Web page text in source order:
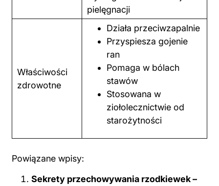
pielęgnacji
Właściwości
zdrowotne
Działa przeciwzapalnie
Przyspiesza gojenie
ran
Pomaga w bólach
stawów
Stosowana w
ziołolecznictwie od
starożytności
Powiązane wpisy:
Sekrety przechowywania rzodkiewek –